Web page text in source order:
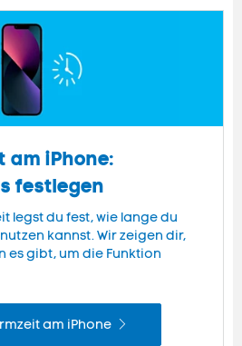
am iPhone:
festlegen
legst du fest, wie lange du
kannst. Wir zeigen dir,
es gibt, um die Funktion
am iPhone